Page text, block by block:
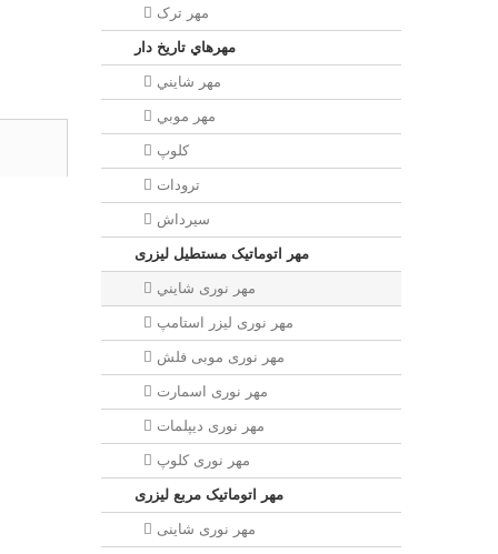
مهر ترک
مهرهاي تاريخ دار
مهر شايني
مهر موبي
کلوپ
ترودات
سیرداش
مهر اتوماتیک مستطیل لیزری
مهر نوری شايني
مهر نوری لیزر استامپ
مهر نوری موبی فلش
مهر نوری اسمارت
مهر نوری ديپلمات
مهر نوری کلوپ
مهر اتوماتیک مربع لیزری
مهر نوری شاینی